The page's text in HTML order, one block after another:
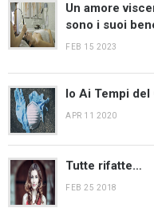
Un amore
sono i suoi
FEB 15 2023
Io Ai Tempi del
APR 11 2020
Tutte rifatte…
FEB 25 2018